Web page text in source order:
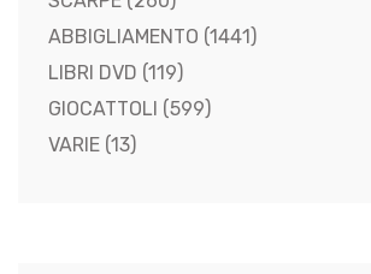
ABBIGLIAMENTO (1441)
LIBRI DVD (119)
GIOCATTOLI (599)
VARIE (13)